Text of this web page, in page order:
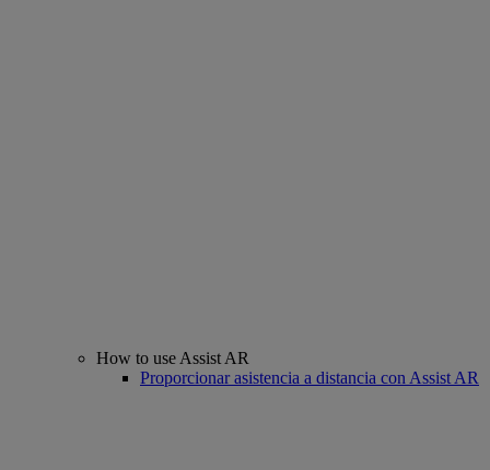
How to use Assist AR
Proporcionar asistencia a distancia con Assist AR